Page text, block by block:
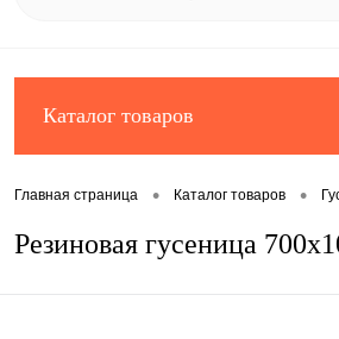
Каталог товаров
Главная страница • Каталог товаров •
Резиновая гусеница